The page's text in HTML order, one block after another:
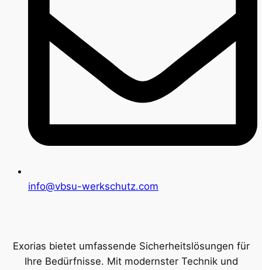
info@vbsu-werkschutz.com
Exorias bietet umfassende Sicherheitslösungen für
Ihre Bedürfnisse. Mit modernster Technik und